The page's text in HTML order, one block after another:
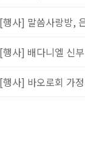
[행사] 말씀사랑방,
[행사] 배다니엘 신
[행사] 바오로회 가